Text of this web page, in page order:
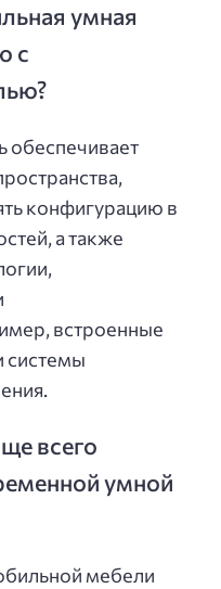
умная
с
обеспечивает
конфигурацию в
а также
встроенные
системы
всего
умной
мебели